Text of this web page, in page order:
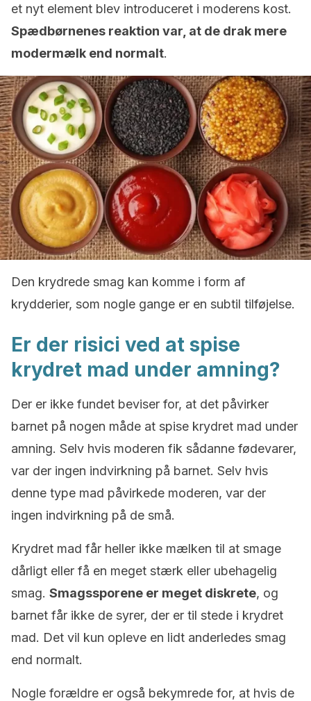
et nyt element blev introduceret i moderens kost.
Spædbørnenes reaktion var, at de drak mere
modermælk end normalt.
Den krydrede smag kan komme i form af
krydderier, som nogle gange er en subtil tilføjelse.
Er der risici ved at spise
krydret mad under amning?
Der er ikke fundet beviser for, at det påvirker
barnet på nogen måde at spise krydret mad under
amning. Selv hvis moderen fik sådanne fødevarer,
var der ingen indvirkning på barnet. Selv hvis
denne type mad påvirkede moderen, var der
ingen indvirkning på de små.
Krydret mad får heller ikke mælken til at smage
dårligt eller få en meget stærk eller ubehagelig
smag. Smagssporene er meget diskrete, og
barnet får ikke de syrer, der er til stede i krydret
mad. Det vil kun opleve en lidt anderledes smag
end normalt.
Nogle forældre er også bekymrede for, at hvis de